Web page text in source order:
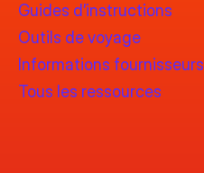
Guides d’instructions
Outils de voyage
Informations fournisseurs
Tous les ressources